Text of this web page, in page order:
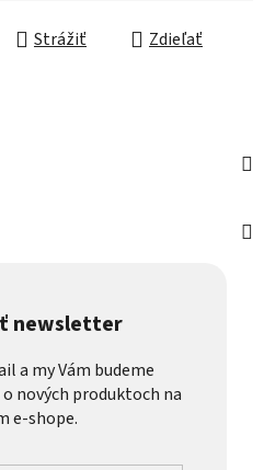
Strážiť Zdieľať
newsletter
a my Vám budeme
nových produktoch na
e-shope.